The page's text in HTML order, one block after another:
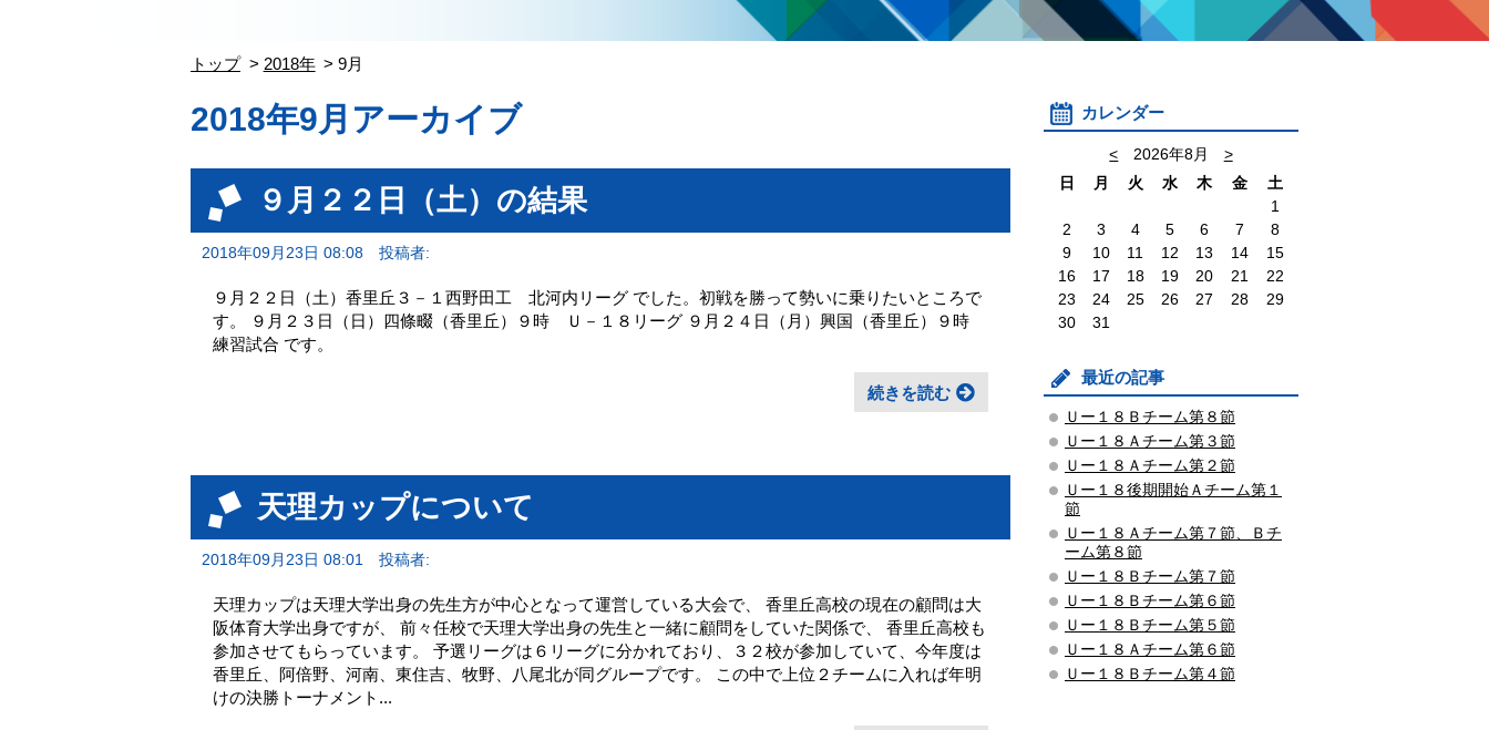
トップ 2018年 9月
2018年9月アーカイブ
９月２２日（土）の結果
2018年09月23日 08:08 投稿者:
９月２２日（土）香里丘３－１西野田工 北河内リーグ でした。初戦を勝って勢いに乗りたいところで
す。 ９月２３日（日）四條畷（香里丘）９時 Ｕ－１８リーグ ９月２４日（月）興国（香里丘）９時
練習試合 です。
続きを読む
天理カップについて
2018年09月23日 08:01 投稿者:
天理カップは天理大学出身の先生方が中心となって運営している大会で、 香里丘高校の現在の顧問は大
阪体育大学出身ですが、 前々任校で天理大学出身の先生と一緒に顧問をしていた関係で、 香里丘高校も
参加させてもらっています。 予選リーグは６リーグに分かれており、３２校が参加していて、今年度は
香里丘、阿倍野、河南、東住吉、牧野、八尾北が同グループです。 この中で上位２チームに入れば年明
けの決勝トーナメント...
カレンダー
< 2026年8月
>
日
月 火 水 木 金
土
1
2
3 4 5 6 7
8
9
10 11 12 13 14
15
16
17 18 19 20 21
22
23
24 25 26 27 28
29
30
31
最近の記事
Ｕー１８Ｂチーム第８節
Ｕー１８Ａチーム第３節
Ｕー１８Ａチーム第２節
Ｕー１８後期開始Ａチーム第１
節
Ｕー１８Ａチーム第７節、Ｂチ
ーム第８節
Ｕー１８Ｂチーム第７節
Ｕー１８Ｂチーム第６節
Ｕー１８Ｂチーム第５節
Ｕー１８Ａチーム第６節
Ｕー１８Ｂチーム第４節